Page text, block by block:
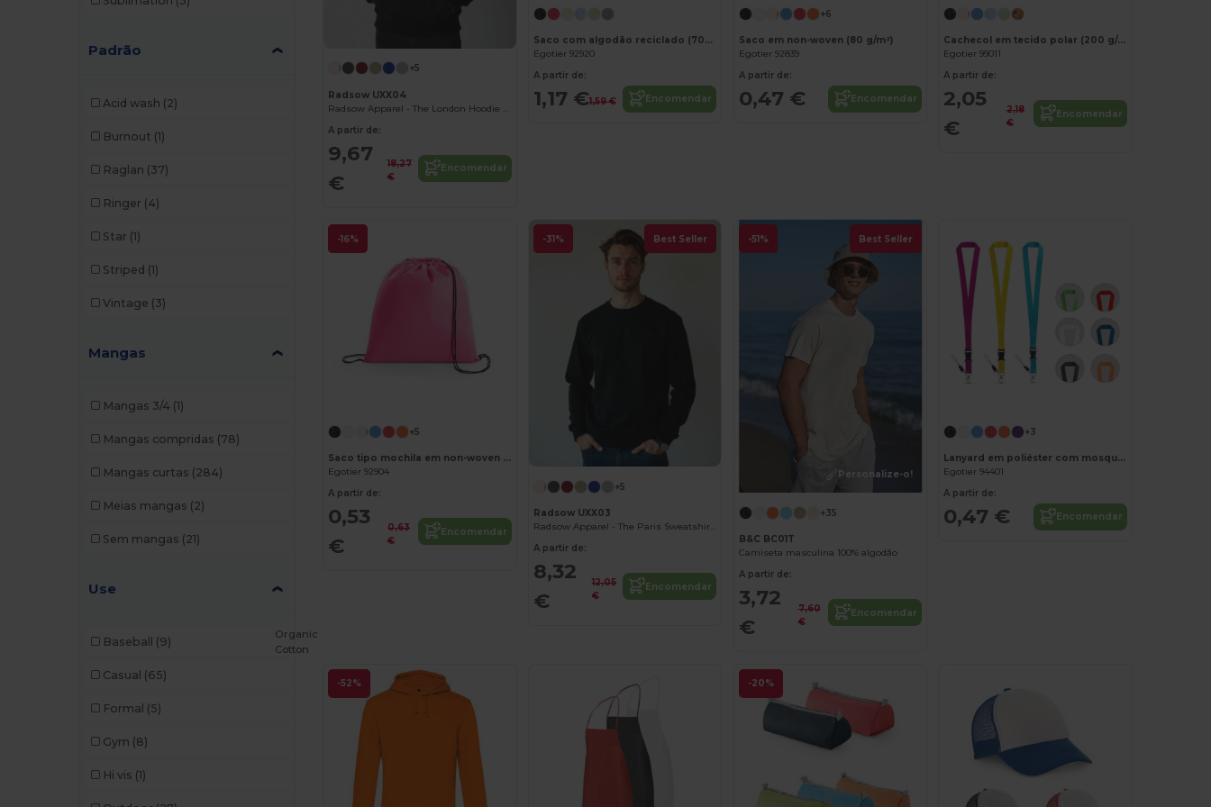
Neutral
(5)
(2)
Result (2)
RFX™ (5)
(41)
Roly Sport
Russell (3)
Seasons
Skross (1)
SOL'S (74)
Stamina (4)
Stedman (1)
Tekiō® (2)
Westford mill
Yoko (1)
Padrão
Acid wash (2)
Burnout (1)
Raglan (37)
Ringer (4)
Star (1)
Striped (1)
Vintage (3)
Mangas
Mangas 3/4 (1)
Mangas compridas (78)
Mangas curtas (284)
Meias mangas (2)
Sem mangas (21)
Use
Baseball (9)
Casual (65)
Formal (5)
Gym (8)
Hi vis (1)
+5
Radsow UXX04
Radsow Apparel - The London Hoodie Homens
A partir de:
9,67
€
18,27
€
Encomendar
Saco com algodão reciclado (70%) e poliéster (30% rPET) (140 g/m²)
Egotier 92920
A partir de:
1,17 €1,59 € Encomendar
+6
Saco em non-woven (80 g/m²)
Egotier 92839
A partir de:
0,47 € Encomendar
Cachecol em tecido polar (200 g/m²)
Egotier 99011
A partir de:
2,05
€
2,18
€
Encomendar
-16%
+5
Saco tipo mochila em non-woven (80 g/m²)
Egotier 92904
A partir de:
0,53
€
0,63
€
Encomendar
-31% Best Seller
+5
Radsow UXX03
Radsow Apparel - The Paris Sweatshirt Homens
A partir de:
8,32
€
12,05
€
Encomendar
-51% Best Seller
Personalize-o!
+35
B&C BC01T
Camiseta masculina 100% algodão
A partir de:
3,72
€
7,60
€
Encomendar
+3
Lanyard em poliéster com mosquetão em metal
Egotier 94401
A partir de:
0,47 € Encomendar
-52%
Organic
Cotton
-20%